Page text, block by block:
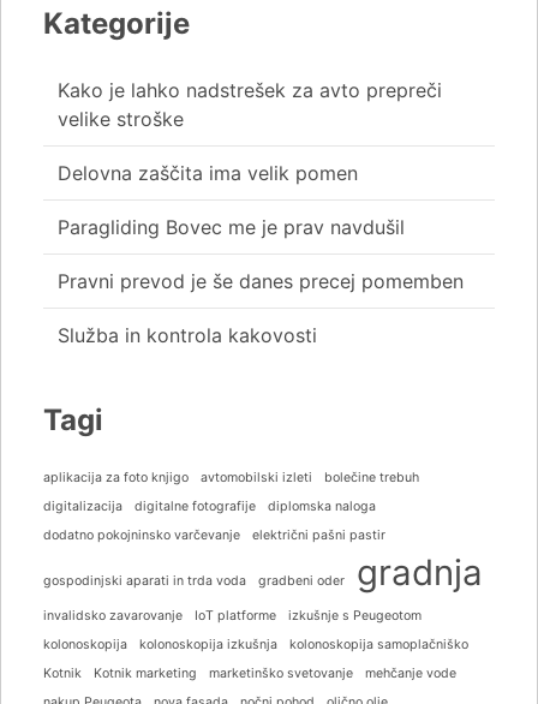
Kategorije
Kako je lahko nadstrešek za avto prepreči
velike stroške
Delovna zaščita ima velik pomen
Paragliding Bovec me je prav navdušil
Pravni prevod je še danes precej pomemben
Služba in kontrola kakovosti
Tagi
aplikacija za foto knjigo avtomobilski izleti
bolečine trebuh
digitalizacija
digitalne fotografije
diplomska naloga
dodatno pokojninsko varčevanje
električni pašni pastir
gospodinjski aparati in trda voda gradbeni oder gradnja
invalidsko zavarovanje IoT platforme
izkušnje s Peugeotom
kolonoskopija
kolonoskopija izkušnja
kolonoskopija samoplačniško
Kotnik
Kotnik marketing marketinško svetovanje
mehčanje vode